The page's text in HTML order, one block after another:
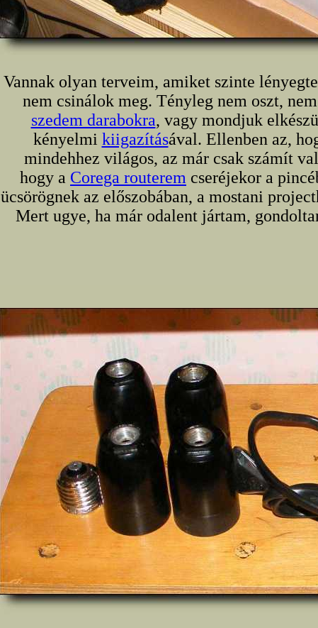
Vannak olyan terveim, amiket szinte
nem csinálok meg. Tényleg nem oszt,
szedem darabokra, vagy mondjuk
kényelmi kiigazításával. Ellenben az,
mindehhez világos, az már csak számít
hogy a Corega routerem cseréjekor a
ücsörögnek az előszobában, a mostani
Mert ugye, ha már odalent jártam,